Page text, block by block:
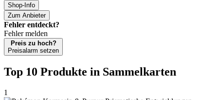
Shop-Info
Zum Anbieter
Fehler entdeckt?
Fehler melden
Preis zu hoch?
Preisalarm setzen
Top 10 Produkte in Sammelkarten
1